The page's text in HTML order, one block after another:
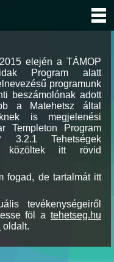
elején a TÁMOP
Program alatt
programunk
beszámolónak adott
a Matehetsz által
is megjelenési
Templeton Program
Tehetségek
közöltek itt rövid
fogad, de tartalmát itt
tevékenységeiről
föl a tehetseg.hu
oldalt.